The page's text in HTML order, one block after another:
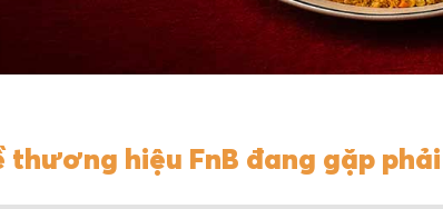
thương hiệu FnB đang gặp phải